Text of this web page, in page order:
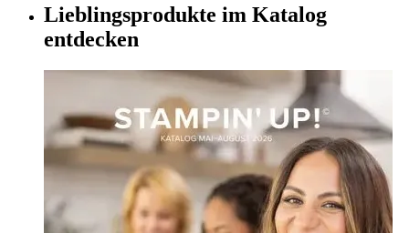
Lieblingsprodukte im Katalog
entdecken